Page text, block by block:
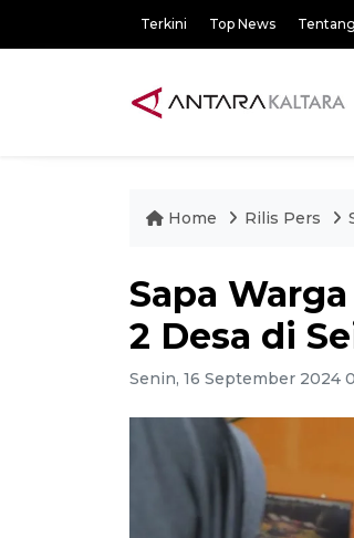
Terkini Top News
Home Rilis Pers
Sapa
2 Desa di
Senin, 16 September 2024